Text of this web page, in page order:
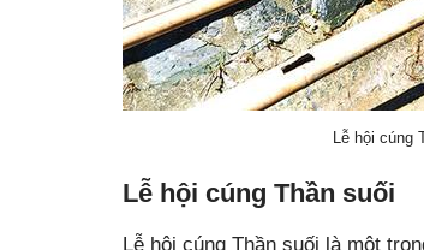
Lễ hội cúng
Lễ hội cúng Thần suối
Lễ hội cúng Thần suối là một